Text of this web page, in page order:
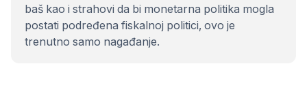
baš kao i strahovi da bi monetarna politika mogla
postati podređena fiskalnoj politici, ovo je
trenutno samo nagađanje.